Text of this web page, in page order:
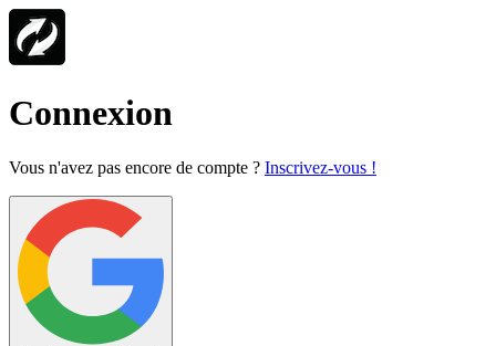
Connexion
Vous n'avez pas encore de compte ? Inscrivez-vous !